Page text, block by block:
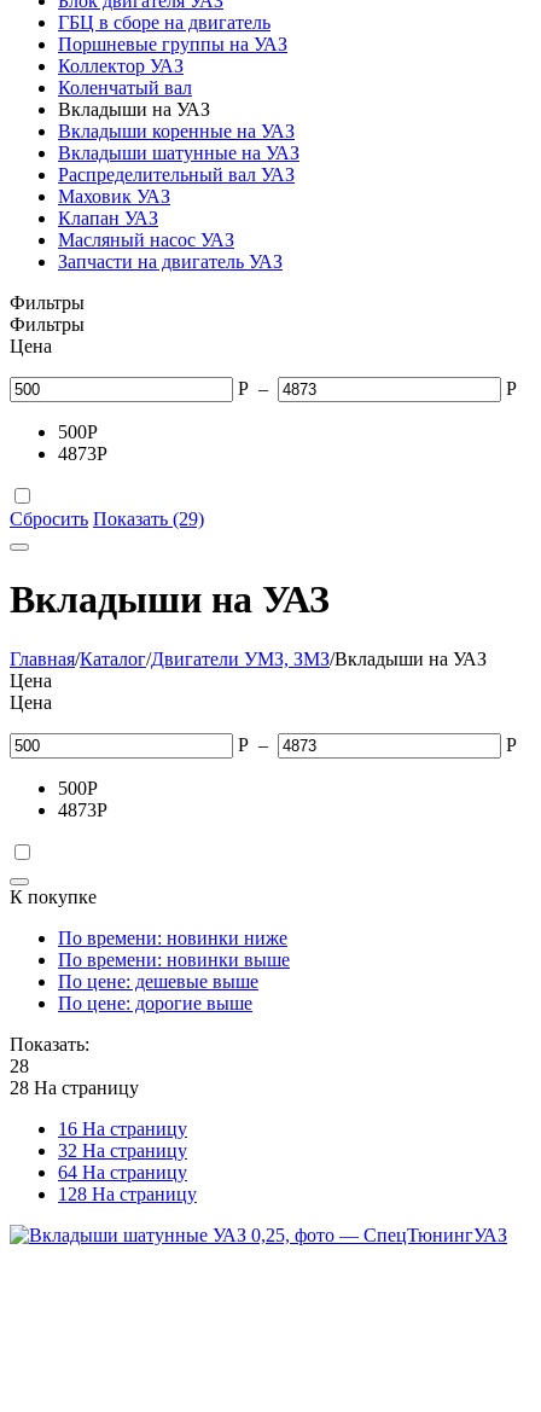
ГБЦ в сборе на двигатель
Поршневые группы на УАЗ
Коллектор УАЗ
Коленчатый вал
Вкладыши на УАЗ
Вкладыши коренные на УАЗ
Вкладыши шатунные на УАЗ
Распределительный вал УАЗ
Маховик УАЗ
Клапан УАЗ
Масляный насос УАЗ
Запчасти на двигатель УАЗ
Фильтры
Фильтры
Цена
Р – Р
500Р
4873Р
Сбросить Показать (29)
Вкладыши на УАЗ
Главная/Каталог/Двигатели УМЗ, ЗМЗ/Вкладыши на УАЗ
Цена
Цена
Р – Р
500Р
4873Р
К покупке
По времени: новинки ниже
По времени: новинки выше
По цене: дешевые выше
По цене: дорогие выше
Показать:
28
28 На страницу
16 На страницу
32 На страницу
64 На страницу
128 На страницу